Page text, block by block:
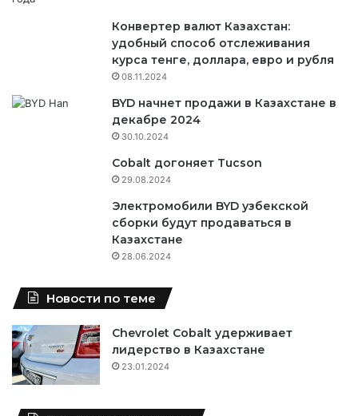
Конвертер валют Казахстан:
удобный способ отслеживания
курса тенге, доллара, евро и рубля
08.11.2024
BYD начнет продажи в Казахстане в
декабре 2024
30.10.2024
Cobalt догоняет Tucson
29.08.2024
Электромобили BYD узбекской
сборки будут продаваться в
Казахстане
28.06.2024
Новости по теме
Chevrolet Cobalt удерживает
лидерство в Казахстане
23.01.2024